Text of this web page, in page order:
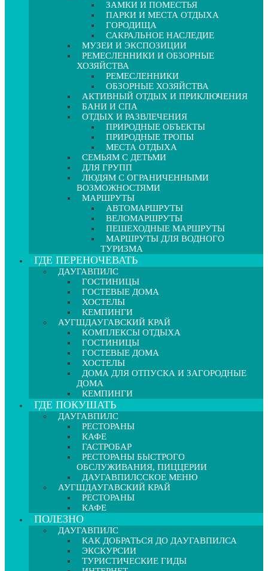
ЗАМКИ И ПОМЕСТЬЯ
ПАРКИ И МЕСТА ОТДЫХА
ГОРОДИЩА
САКРАЛЬНОЕ НАСЛЕДИЕ
МУЗЕИ И ЭКСПОЗИЦИИ
РЕМЕСЛЕННИКИ И ОБЗОРНЫЕ
ХОЗЯЙСТВА
РЕМЕСЛЕННИКИ
ОБЗОРНЫЕ ХОЗЯЙСТВА
АКТИВНЫЙ ОТДЫХ И ПРИКЛЮЧЕНИЯ
БАНИ И СПА
ОТДЫХ И РАЗВЛЕЧЕНИЯ
ПРИРОДНЫЕ ОБЪЕКТЫ
ПРИРОДНЫЕ ТРОПЫ
МЕСТА ОТДЫХА
СЕМЬЯМ С ДЕТЬМИ
ДЛЯ ГРУПП
ЛЮДЯМ С ОГРАНИЧЕННЫМИ
ВОЗМОЖНОСТЯМИ
МАРШРУТЫ
АВТОМАРШРУТЫ
ВЕЛОМАРШРУТЫ
ПЕШЕХОДНЫЕ МАРШРУТЫ
МАРШРУТЫ ДЛЯ ВОДНОГО
ТУРИЗМА
ГДЕ ПЕРЕНОЧЕВАТЬ
ДАУГАВПИЛС
ГОСТИНИЦЫ
ГОСТЕВЫЕ ДОМА
ХОСТЕЛЫ
КЕМПИНГИ
АУГШДАУГАВСКИЙ КРАЙ
КОМПЛЕКСЫ ОТДЫХА
ГОСТИНИЦЫ
ГОСТЕВЫЕ ДОМА
ХОСТЕЛЫ
ДОМА ДЛЯ ОТПУСКА И ЗАГОРОДНЫЕ
ДОМА
КЕМПИНГИ
ГДЕ ПОКУШАТЬ
ДАУГАВПИЛС
РЕСТОРАНЫ
КАФЕ
ГАСТРОБАР
РЕСТОРАНЫ БЫСТРОГО
ОБСЛУЖИВАНИЯ, ПИЦЦЕРИИ
ДАУГАВПИЛССКОЕ МЕНЮ
АУГШДАУГАВСКИЙ КРАЙ
РЕСТОРАНЫ
КАФЕ
ПОЛЕЗНО
ДАУГАВПИЛС
КАК ДОБРАТЬСЯ ДО ДАУГАВПИЛСА
ЭКСКУРСИИ
ТУРИСТИЧЕСКИЕ ГИДЫ